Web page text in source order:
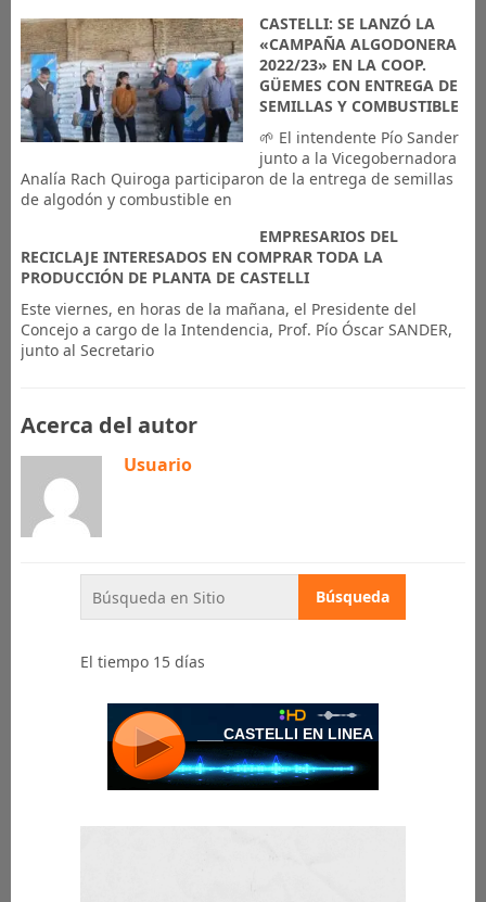
CASTELLI: SE LANZÓ LA
«CAMPAÑA ALGODONERA
2022/23» EN LA COOP.
GÜEMES CON ENTREGA DE
SEMILLAS Y COMBUSTIBLE
🌱 El intendente Pío Sander
junto a la Vicegobernadora
Analía Rach Quiroga participaron de la entrega de semillas
de algodón y combustible en
EMPRESARIOS DEL
RECICLAJE INTERESADOS EN COMPRAR TODA LA
PRODUCCIÓN DE PLANTA DE CASTELLI
Este viernes, en horas de la mañana, el Presidente del
Concejo a cargo de la Intendencia, Prof. Pío Óscar SANDER,
junto al Secretario
Acerca del autor
Usuario
El tiempo 15 días